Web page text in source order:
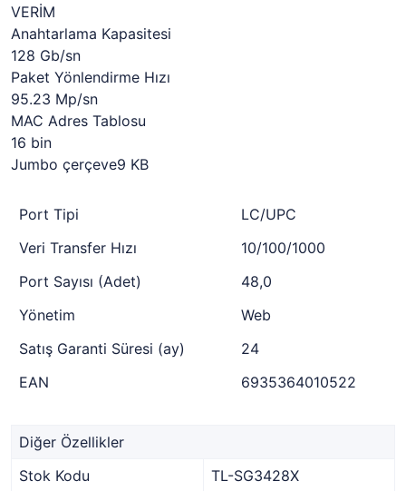
VERİM
Anahtarlama Kapasitesi
128 Gb/sn
Paket Yönlendirme Hızı
95.23 Mp/sn
MAC Adres Tablosu
16 bin
Jumbo çerçeve9 KB
Port Tipi
LC/UPC
Veri Transfer Hızı
10/100/1000
Port Sayısı (Adet)
48,0
Yönetim
Web
Satış Garanti Süresi (ay)
24
EAN
6935364010522
Diğer Özellikler
Stok Kodu
TL-SG3428X